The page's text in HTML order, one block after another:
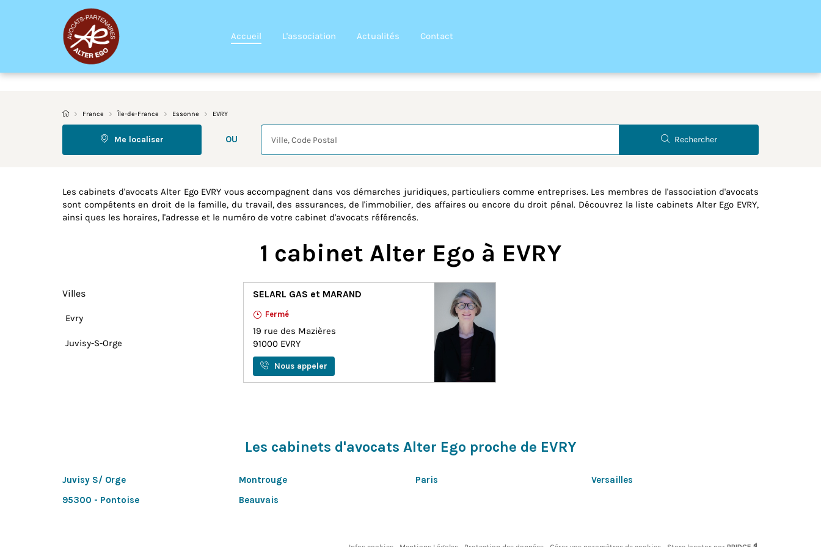
Accueil L'association Actualités Contact
France Île-de-France Essonne EVRY
Me localiser OU
Requête
Rechercher
Les cabinets d'avocats Alter Ego EVRY vous accompagnent dans vos démarches juridiques, particuliers comme entreprises. Les membres de l'association d'avocats
sont compétents en droit de la famille, du travail, des assurances, de l'immobilier, des affaires ou encore du droit pénal. Découvrez la liste cabinets Alter Ego EVRY,
ainsi ques les horaires, l'adresse et le numéro de votre cabinet d'avocats référencés.
1 cabinet Alter Ego à EVRY
Villes
Evry
Juvisy-S-Orge
SELARL GAS et MARAND
Fermé
19 rue des Mazières
91000 EVRY
Nous appeler
Les cabinets d'avocats Alter Ego proche de EVRY
Juvisy S/ Orge Montrouge Paris
Versailles
95300 - Pontoise
Beauvais